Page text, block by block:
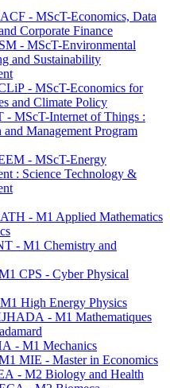
- MScT-Economics, Data
Corporate Finance
- MScT-Environmental
and Sustainability
- MScT-Economics for
and Climate Policy
- MScT-Internet of Things :
Management Program
- MScT-Energy
: Science Technology &
- M1 Applied Mathematics
- M1 Chemistry and
CPS - Cyber Physical
High Energy Physics
- M1 Mathematiques
- M1 Mechanics
MIE - Master in Economics
- M2 Biology and Health